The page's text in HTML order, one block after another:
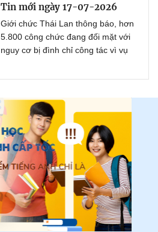
Tin mới ngày 17-07-2026
Giới chức Thái Lan thông báo, hơn
5.800 công chức đang đối mặt với
nguy cơ bị đình chỉ công tác vì vụ